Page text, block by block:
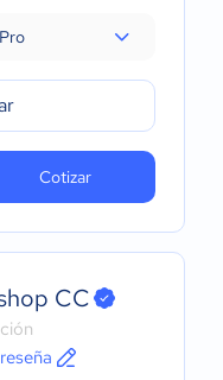
Cotizar
CC